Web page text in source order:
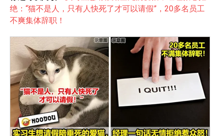
绝：“猫不是人，只有人快死了才可以请假”，20多名员工
不爽集体辞职！